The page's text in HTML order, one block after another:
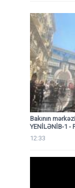
Bakının
YENİLƏNİB-1 -
12:33